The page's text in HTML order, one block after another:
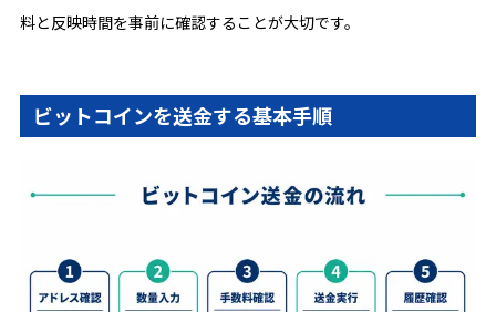
料と反映時間を事前に確認することが大切です。
ビットコインを送金する基本手順